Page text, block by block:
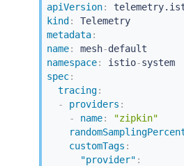
apiVersion:
kind :
Telemetry
metadata:
name: mesh-
namespace: istio-
system
spec:
tracing:
-
providers :
-
name:
"zipkin"
customTags :
"provider" :